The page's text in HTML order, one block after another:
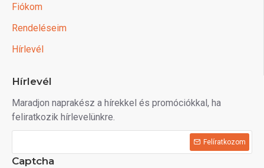
Fiókom
Rendeléseim
Hírlevél
Hírlevél
Maradjon naprakész a hírekkel és promóciókkal, ha
feliratkozik hírlevelünkre.
Felíratkozom
Captcha